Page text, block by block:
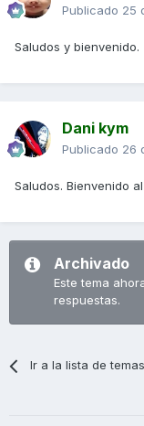
Publicado 25
Saludos y bienvenido.
Dani kym
Publicado 26
Saludos. Bienvenido
Archivado
Este tema
respuestas.
Ir a la lista de temas